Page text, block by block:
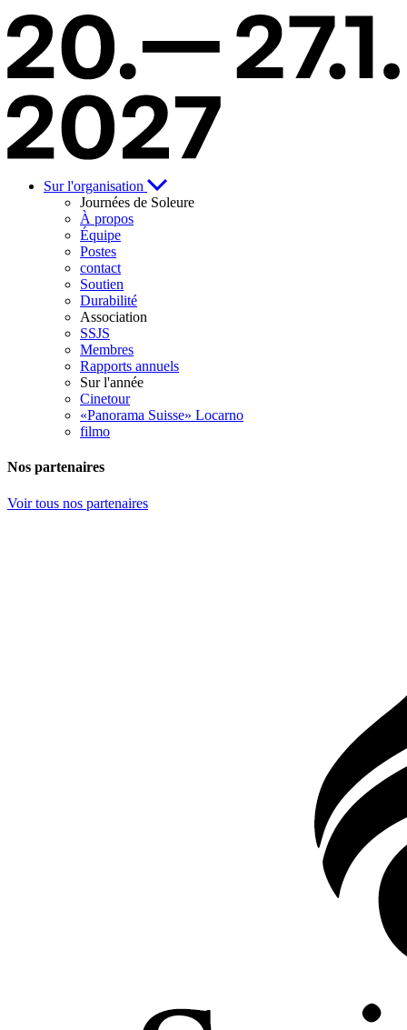
Sur l'organisation
Journées de Soleure
À propos
Équipe
Postes
contact
Soutien
Durabilité
Association
SSJS
Membres
Rapports annuels
Sur l'année
Cinetour
«Panorama Suisse» Locarno
filmo
Nos partenaires
Voir tous nos partenaires